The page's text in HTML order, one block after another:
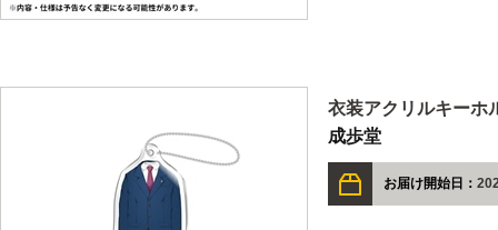
衣装アクリルキーホ
成歩堂
お届け開始日：